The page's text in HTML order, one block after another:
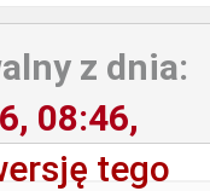
z dnia:
08:46,
tego